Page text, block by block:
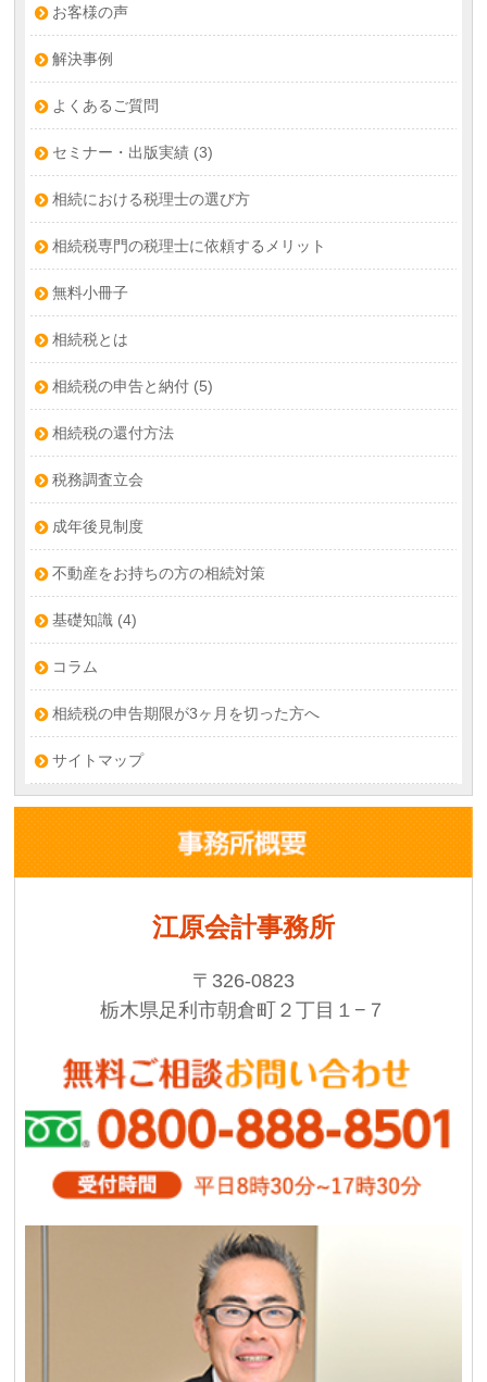
お客様の声
解決事例
よくあるご質問
セミナー・出版実績 (3)
相続における税理士の選び方
相続税専門の税理士に依頼するメリット
無料小冊子
相続税とは
相続税の申告と納付 (5)
相続税の還付方法
税務調査立会
成年後見制度
不動産をお持ちの方の相続対策
基礎知識 (4)
コラム
相続税の申告期限が3ヶ月を切った方へ
サイトマップ
江原会計事務所
〒326-0823
栃木県足利市朝倉町２丁目１−７